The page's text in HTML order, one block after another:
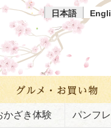
日本語
かざき体験 パンフ